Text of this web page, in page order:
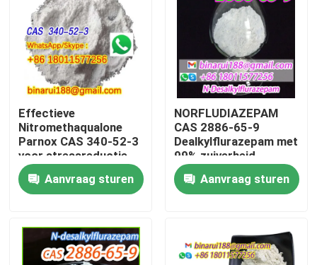
Producten
Video's
Over ons
Fabriekstocht
Kwaliteitscontrole
Vraag een offerte
Effectieve
Nitromethaqualone
Parnox CAS 340-52-3
voor stressreductie
Aanvraag sturen
NORFLUDIAZEPAM
CAS 2886-65-9
Dealkylflurazepam met
99% zuiverheid
Aanvraag sturen